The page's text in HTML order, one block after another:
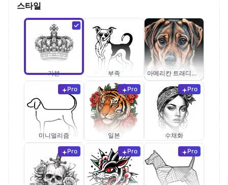
스타일
기본 부족 아메리칸 트래디셔널
Pro
미니멀리즘
Pro
일본
Pro
수채화
Pro Pro Pro